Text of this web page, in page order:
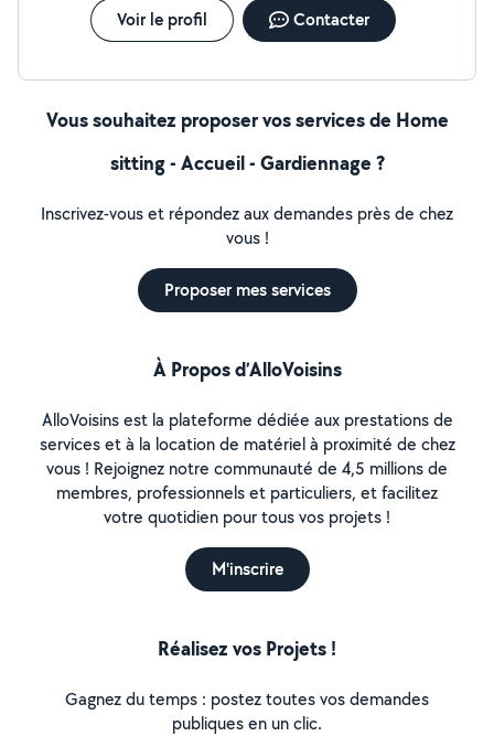
Voir le profil Contacter
Vous souhaitez proposer vos services de Home
sitting - Accueil - Gardiennage ?
Inscrivez-vous et répondez aux demandes près de chez
vous !
Proposer mes services
À Propos d’AlloVoisins
AlloVoisins est la plateforme dédiée aux prestations de
services et à la location de matériel à proximité de chez
vous ! Rejoignez notre communauté de 4,5 millions de
membres, professionnels et particuliers, et facilitez
votre quotidien pour tous vos projets !
M'inscrire
Réalisez vos Projets !
Gagnez du temps : postez toutes vos demandes
publiques en un clic.